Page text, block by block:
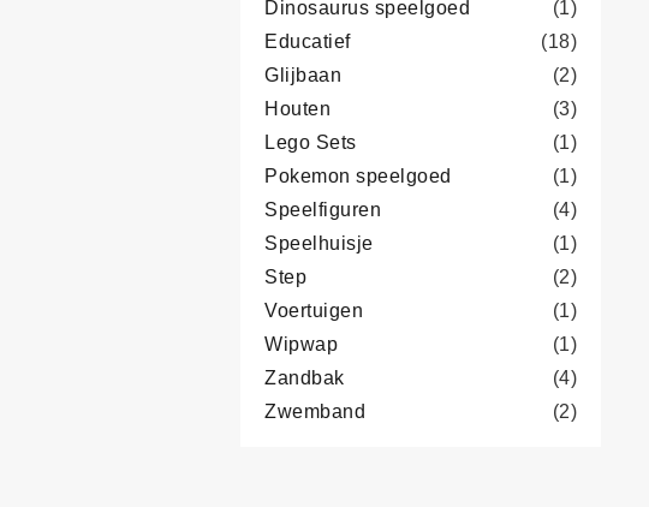
Dinosaurus speelgoed
(1)
Educatief
(18)
Glijbaan
(2)
Houten
(3)
Lego Sets
(1)
Pokemon speelgoed
(1)
Speelfiguren
(4)
Speelhuisje
(1)
Step
(2)
Voertuigen
(1)
Wipwap
(1)
Zandbak
(4)
Zwemband
(2)